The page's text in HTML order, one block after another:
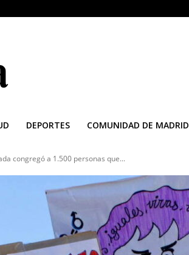
DEPORTES COMUNIDAD DE MADRID
congregó a 1.500 personas que...